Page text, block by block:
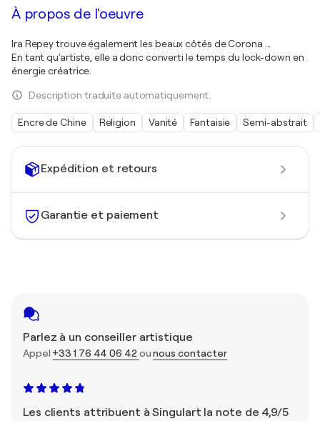
Expédition et retours
Garantie et paiement
Parlez à un conseiller artistique
Appel +33 1 76 44 06 42 ounous contacter
Les clients attribuent à Singulart la note de 4,9/5
À propos de l'oeuvre
Ira Repey trouve également les beaux côtés de Corona ...
En tant qu'artiste, elle a donc converti le temps du lock-down en
énergie créatrice.
Description traduite automatiquement.
Encre de Chine Religion Vanité Fantaisie Semi-abstrait